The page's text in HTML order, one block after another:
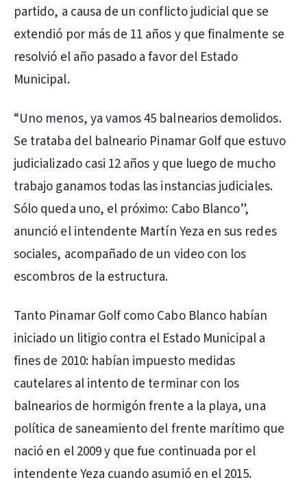
partido, a causa de un conflicto judicial que se
extendió por más de 11 años y que finalmente se
resolvió el año pasado a favor del Estado
Municipal.
“Uno menos, ya vamos 45 balnearios demolidos.
Se trataba del balneario Pinamar Golf que estuvo
judicializado casi 12 años y que luego de mucho
trabajo ganamos todas las instancias judiciales.
Sólo queda uno, el próximo: Cabo Blanco”,
anunció el intendente Martín Yeza en sus redes
sociales, acompañado de un video con los
escombros de la estructura.
Tanto Pinamar Golf como Cabo Blanco habían
iniciado un litigio contra el Estado Municipal a
fines de 2010: habían impuesto medidas
cautelares al intento de terminar con los
balnearios de hormigón frente a la playa, una
política de saneamiento del frente marítimo que
nació en el 2009 y que fue continuada por el
intendente Yeza cuando asumió en el 2015.